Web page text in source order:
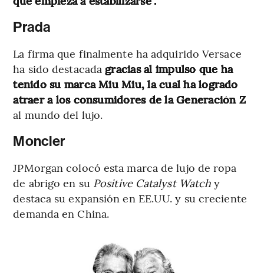
Prada
La firma que finalmente ha adquirido Versace
ha sido destacada gracias al impulso que ha
tenido su marca Miu Miu, la cual ha logrado
atraer a los consumidores de la Generación Z
al mundo del lujo.
Moncler
JPMorgan colocó esta marca de lujo de ropa
de abrigo en su Positive Catalyst Watch y
destaca su expansión en EE.UU. y su creciente
demanda en China.